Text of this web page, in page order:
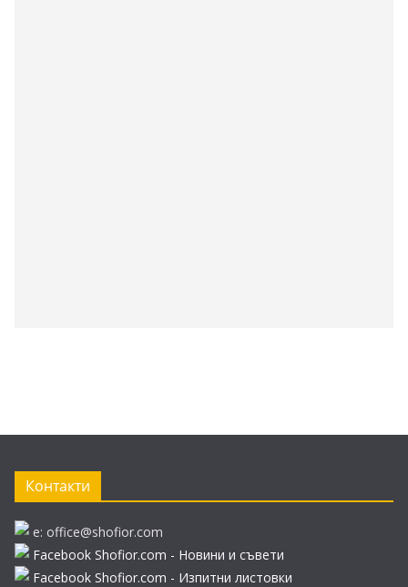
Контакти
e: office@shofior.com
Facebook Shofior.com - Новини и съвети
Facebook Shofior.com - Изпитни листовки